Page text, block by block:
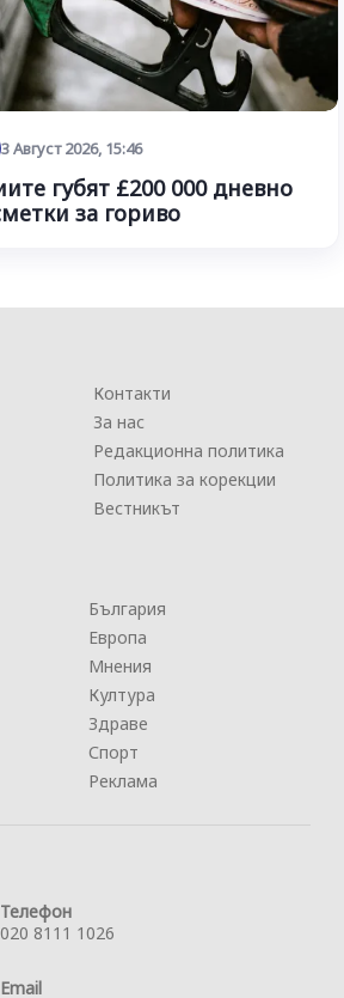
3 Август 2026, 15:46
губят £200 000 дневно
за гориво
Контакти
За нас
Редакционна политика
Политика за корекции
Вестникът
България
Европа
Мнения
Култура
Здраве
Спорт
Реклама
Телефон
020 8111 1026
Email